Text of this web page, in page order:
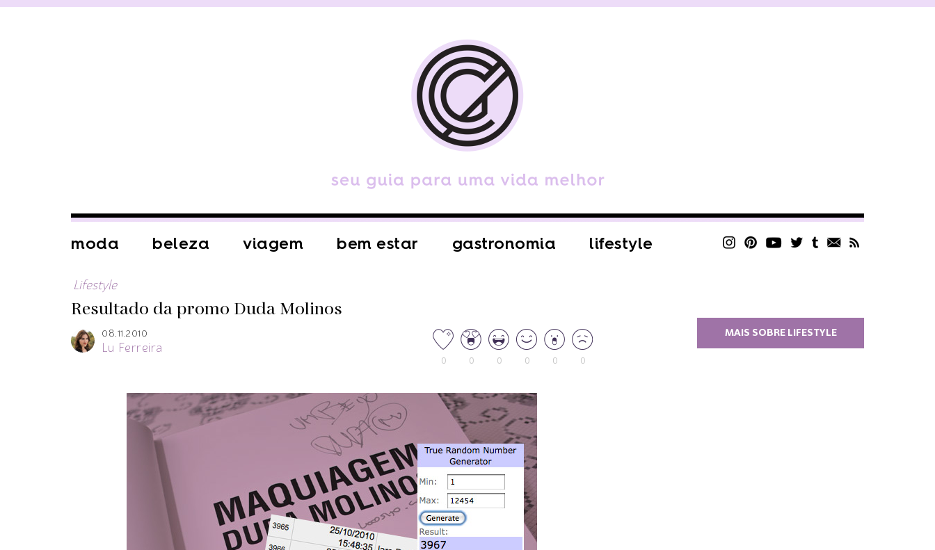
moda beleza viagem bem estar gastronomia lifestyle
Lifestyle
Resultado da promo Duda Molinos
08.11.2010
Lu Ferreira
0 0 0 0 0 0
MAIS SOBRE LIFESTYLE